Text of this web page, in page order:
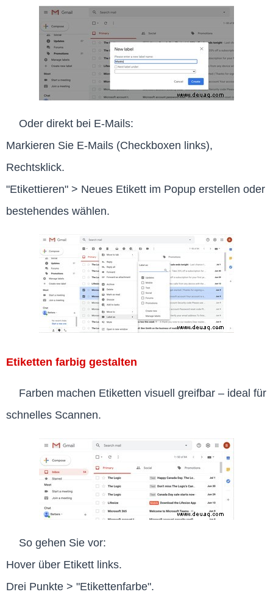
Oder direkt bei E-Mails:
Markieren Sie E-Mails (Checkboxen links),
Rechtsklick.
"Etikettieren" > Neues Etikett im Popup erstellen oder
bestehendes wählen.
Etiketten farbig gestalten
Farben machen Etiketten visuell greifbar – ideal für
schnelles Scannen.
So gehen Sie vor:
Hover über Etikett links.
Drei Punkte > "Etikettenfarbe".